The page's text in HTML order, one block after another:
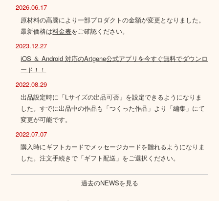
2026.06.17
原材料の高騰により一部プロダクトの金額が変更となりました。
最新価格は料金表をご確認ください。
2023.12.27
iOS ＆ Android 対応のArtgene公式アプリを今すぐ無料でダウンロ
ード！！
2022.08.29
出品設定時に「Lサイズの出品可否」を設定できるようになりま
した。すでに出品中の作品も「つくった作品」より「編集」にて
変更が可能です。
2022.07.07
購入時にギフトカードでメッセージカードを贈れるようになりま
した。注文手続きで「ギフト配送」をご選択ください。
過去のNEWSを見る